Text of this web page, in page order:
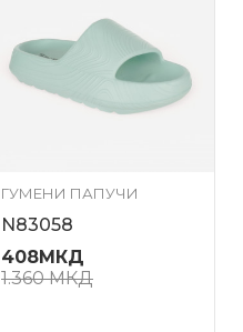
ГУМЕНИ ПАПУЧИ
N83058
408МКД
1.360МКД